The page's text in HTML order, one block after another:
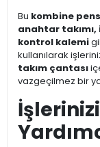
Bu kombine
anahtar
kontrol kalemi
kullanılarak
takım çantası
vazgeçilmez bir